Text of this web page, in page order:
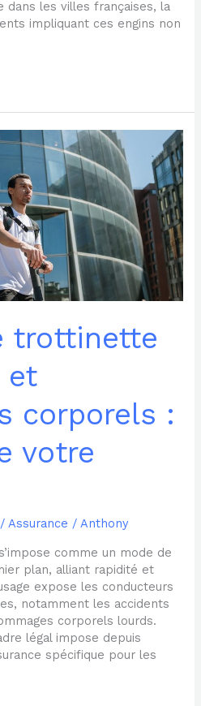
dans les villes françaises, la
impliquant ces engins non
trottinette
et
corporels :
votre
/Assurance /Anthony
comme un mode de
plan, alliant rapidité et
expose les conducteurs
notamment les accidents
corporels lourds.
légal impose depuis
spécifique pour les